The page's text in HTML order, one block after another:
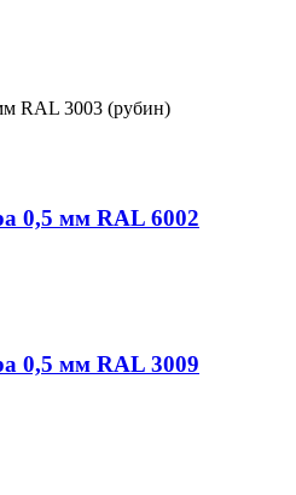
RAL 3003 (рубин)
0,5 мм RAL 6002
0,5 мм RAL 3009